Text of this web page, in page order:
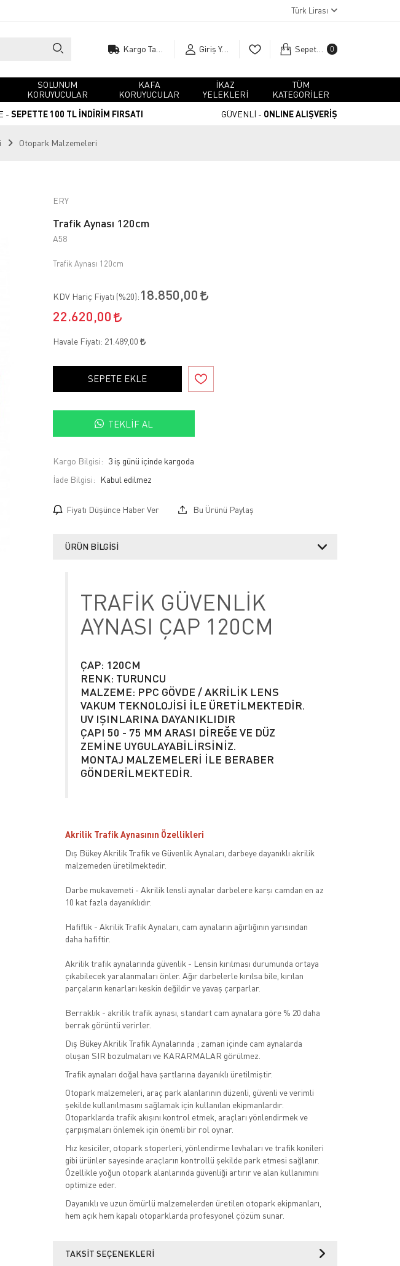
Türk Lirası
Giriş Yap Sepetim 0
SOLUNUM
KORUYUCULAR
KAFA
KORUYUCULAR
İKAZ
YELEKLERİ
TÜM
KATEGORİLER
- SEPETTE 100 TL İNDİRİM FIRSATI GÜVENLİ - ONLINE ALIŞVERİŞ
Otopark Malzemeleri
ERY
Trafik Aynası 120cm
A58
Trafik Aynası 120cm
KDV Hariç Fiyatı (%20): 18.850,00
22.620,00
Havale Fiyatı: 21.489,00
SEPETE EKLE
TEKLIF AL
Kargo Bilgisi: 3 iş günü içinde kargoda
İade Bilgisi:
Fiyatı Düşünce Haber Ver Bu Ürünü Paylaş
ÜRÜN BILGISI
TRAFİK GÜVENLİK
AYNASI ÇAP 120CM
ÇAP: 120CM
RENK: TURUNCU
MALZEME: PPC GÖVDE / AKRİLİK LENS
VAKUM TEKNOLOJİSİ İLE ÜRETİLMEKTEDİR.
UV IŞINLARINA DAYANIKLIDIR
ÇAPI 50 - 75 MM ARASI DİREĞE VE DÜZ
ZEMİNE UYGULAYABİLİRSİNİZ.
MONTAJ MALZEMELERİ İLE BERABER
GÖNDERİLMEKTEDİR.
Akrilik Trafik Aynasının Özellikleri
Dış Bükey Akrilik Trafik ve Güvenlik Aynaları, darbeye dayanıklı akrilik
malzemeden üretilmektedir.
Darbe mukavemeti - Akrilik lensli aynalar darbelere karşı camdan en az
10 kat fazla dayanıklıdır.
Hafiflik - Akrilik Trafik Aynaları, cam aynaların ağırlığının yarısından
daha hafiftir.
Akrilik trafik aynalarında güvenlik - Lensin kırılması durumunda ortaya
çıkabilecek yaralanmaları önler. Ağır darbelerle kırılsa bile, kırılan
parçaların kenarları keskin değildir ve yavaş çarparlar.
Berraklık - akrilik trafik aynası, standart cam aynalara göre % 20 daha
berrak görüntü verirler.
Dış Bükey Akrilik Trafik Aynalarında ; zaman içinde cam aynalarda
oluşan SIR bozulmaları ve KARARMALAR görülmez.
Trafik aynaları doğal hava şartlarına dayanıklı üretilmiştir.
Otopark malzemeleri, araç park alanlarının düzenli, güvenli ve verimli
şekilde kullanılmasını sağlamak için kullanılan ekipmanlardır.
Otoparklarda trafik akışını kontrol etmek, araçları yönlendirmek ve
çarpışmaları önlemek için önemli bir rol oynar.
Hız kesiciler, otopark stoperleri, yönlendirme levhaları ve trafik konileri
gibi ürünler sayesinde araçların kontrollü şekilde park etmesi sağlanır.
Özellikle yoğun otopark alanlarında güvenliği artırır ve alan kullanımını
optimize eder.
Dayanıklı ve uzun ömürlü malzemelerden üretilen otopark ekipmanları,
hem açık hem kapalı otoparklarda profesyonel çözüm sunar.
TAKSIT SEÇENEKLERI